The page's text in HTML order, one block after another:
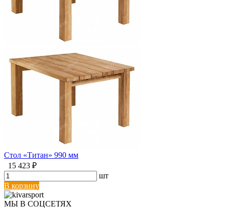
Стол «Титан» 990 мм
15 423 ₽
шт
В корзину
МЫ В СОЦСЕТЯХ